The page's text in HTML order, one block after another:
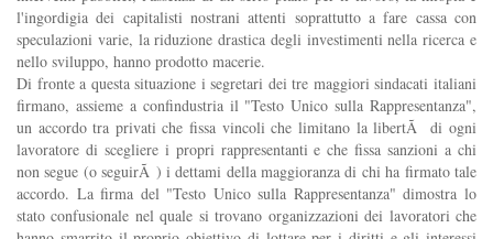
l'ingordigia dei capitalisti nostrani attenti soprattutto a fare cassa con
speculazioni varie, la riduzione drastica degli investimenti nella ricerca e
nello sviluppo, hanno prodotto macerie.
Di fronte a questa situazione i segretari dei tre maggiori sindacati italiani
firmano, assieme a confindustria il "Testo Unico sulla Rappresentanza",
un accordo tra privati che fissa vincoli che limitano la libertÃ di ogni
lavoratore di scegliere i propri rappresentanti e che fissa sanzioni a chi
non segue (o seguirÃ ) i dettami della maggioranza di chi ha firmato tale
accordo. La firma del "Testo Unico sulla Rappresentanza" dimostra lo
stato confusionale nel quale si trovano organizzazioni dei lavoratori che